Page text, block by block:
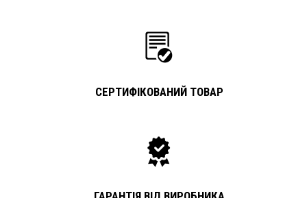
СЕРТИФІКОВАНИЙ ТОВАР